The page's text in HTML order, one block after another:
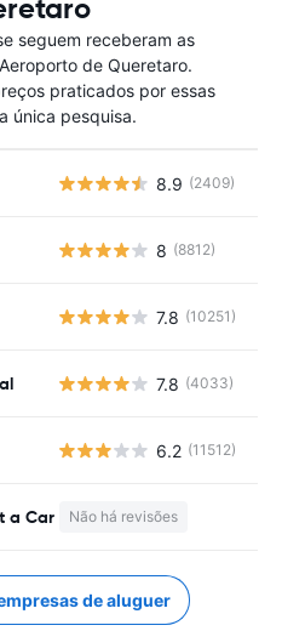
seguem receberam as
de Queretaro.
praticados por essas
única pesquisa.
8.9 (2409)
8 (8812)
7.8 (10251)
7.8 (4033)
6.2 (11512)
a Car Não há revisões
de aluguer